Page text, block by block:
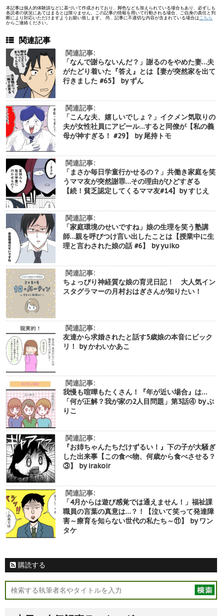
本記事は個人的体験談などに基づいて作成されており、脚色なども加えられている場合もあり、必ずしも
各読者の状況にあてはまるとは限りません。この記事の情報を用いて行動される場合、ご自身の責任と判
断により対応いただけますようお願い致します。 尚、記事に不適切な内容が含まれている場合は こちら
からご連絡ください。
関連記事
関連記事:
「なんで謝らないんだ？」謝るのをやめた妻…夫
がたどり着いた『答え』とは【妻が突然家を出て
行きました #65】 by ずん
関連記事:
「こんな夫、嬉しいでしょ？」イクメン気取りの
夫が女性社員にアピール…すると同僚が【私の義
母が神すぎる！ #29】 by 尾持トモ
関連記事:
「まさか毎日学童行かせるの？」共働き家庭を笑
うママ友が突然謝罪…その理由がひどすぎる
【続！貧乏認定してくるママ友#14】by すじえ
関連記事:
「家庭環境のせいですね」娘の生理を笑う塾講
師…親を呼びつけ言い出したことは【授業中に生
理と言わされた娘の話 #6】 by yuiko
関連記事:
ちょっぴり神経質な娘の育児日記！ 大人気イン
スタグラマーの月村おはぎさんが知りたい！
関連記事:
友達から求婚されたと話す5歳娘の本音にビック
リ！ by かわいかあこ
関連記事:
我慢も喧嘩もたくさん！『年が近い場合』は…
「何が正解？我が家の2人目問題」第3話④ by ぶ
りこ
関連記事:
『お姉ちゃんたちだけずるい！』下の子が大騒ぎ
した出来事【この食べ物、何歳から食べさせる？
③】 by irakoir
関連記事:
「4月からは遊び感覚では通えません！」福祉課
職員の言葉の真意は…？！【泣いて笑って発達障
害～療育を知らない世代の私たち～⑪】 by ワン
タケ
購読する